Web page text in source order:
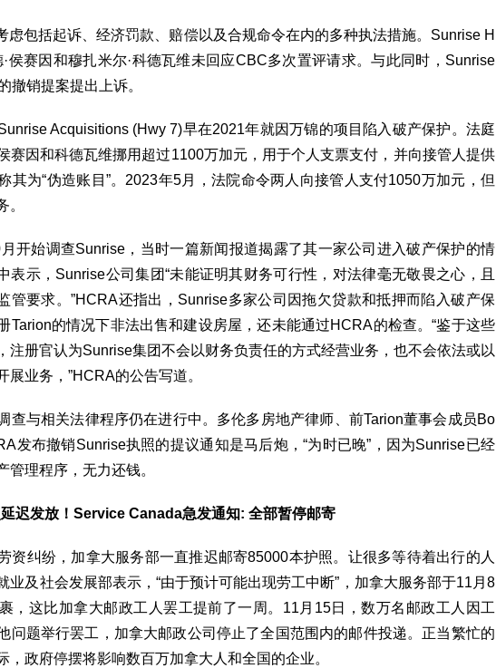
虑包括起诉、经济罚款、赔偿以及合规命令在内的多种执法措施。Sunrise H
侯赛因和穆扎米尔·科德瓦维未回应CBC多次置评请求。与此同时，Sunrise
撤销提案提出上诉。
Acquisitions (Hwy 7)早在2021年就因万锦的项目陷入破产保护。法庭
赛因和科德瓦维挪用超过1100万加元，用于个人支票支付，并向接管人提供
其为“伪造账目”。2023年5月，法院命令两人向接管人支付1050万加元，但
。
开始调查Sunrise，当时一篇新闻报道揭露了其一家公司进入破产保护的情
表示，Sunrise公司集团“未能证明其财务可行性，对法律毫无敬畏之心，且
管要求。”HCRA还指出，Sunrise多家公司因拖欠贷款和抵押而陷入破产保
Tarion的情况下非法出售和建设房屋，还未能通过HCRA的检查。“鉴于这些
注册官认为Sunrise集团不会以财务负责任的方式经营业务，也不会依法或以
展业务，”HCRA的公告写道。
查与相关法律程序仍在进行中。多伦多房地产律师、前Tarion董事会成员Bo
发布撤销Sunrise执照的提议通知是马后炮，“为时已晚”，因为Sunrise已经
管理程序，无力还钱。
迟发放！Service Canada急发通知: 全部暂停邮寄
资纠纷，加拿大服务部一直推迟邮寄85000本护照。让很多等待着出行的人
业及社会发展部表示，“由于预计可能出现劳工中断”，加拿大服务部于11月8
，这比加拿大邮政工人罢工提前了一周。11月15日，数万名邮政工人因工
问题举行罢工，加拿大邮政公司停止了全国范围内的邮件投递。正当繁忙的
，政府停摆将影响数百万加拿大人和全国的企业。